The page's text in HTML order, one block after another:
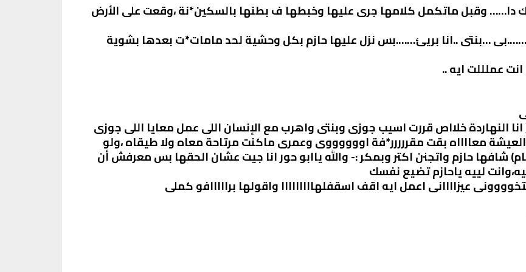
دا…… وقبل ماتكمل كلامها جرى عليها وخبطها ف بطنها بالسكين*نة ،وقعت على الأرض
…بنتى ..انا بريئ…….بس نزل عليها حازم بكل وحشية لحد مامات*ت بعدها بشوية
عملللت ايه ..
النهاردة خلااص قررت اسيب جوزى وبنتى واهرب مع الإنسان اللى عمل معايا اللى جوزى
معااااه بقت مقررررر*فة اووووووى وعمرى ماكنت مرتاحة معاه ولا طيقاه ،ولو
شافها حازم واتجنن اكتر وبمكر :- والله ياابو حور انا جيت عشان الحقها بس معرفش أن
لييه ياحازم تضيع نفسك
عيزاااانى اعمل ايه اقف اسقفلهااااااااا واقولها برااااافو كملى